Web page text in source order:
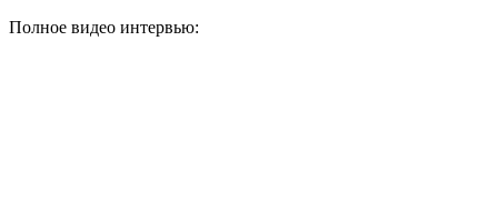
Полное видео интервью: